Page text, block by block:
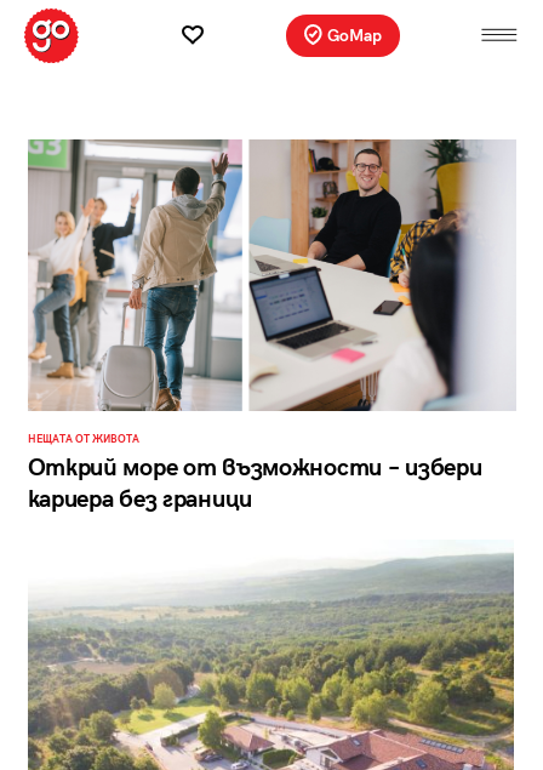
GoMap
НЕЩАТА ОТ ЖИВОТА
Открий море от възможности – избери
кариера без граници